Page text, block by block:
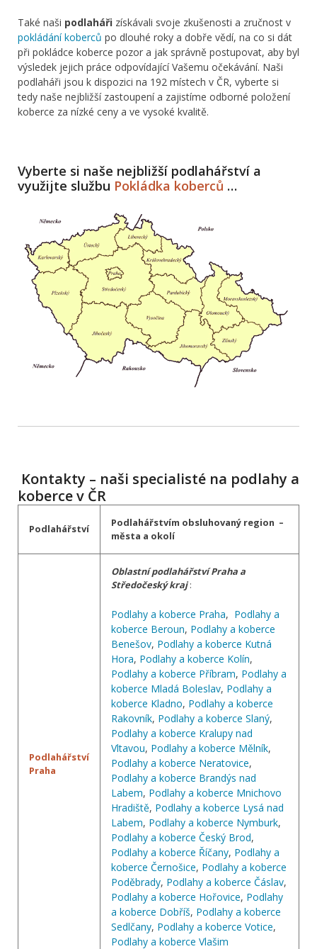
Také naši podlaháři získávali svoje zkušenosti a zručnost v
pokládání koberců po dlouhé roky a dobře vědí, na co si dát
při pokládce koberce pozor a jak správně postupovat, aby byl
výsledek jejich práce odpovídající Vašemu očekávání. Naši
podlaháři jsou k dispozici na 192 místech v ČR, vyberte si
tedy naše nejbližší zastoupení a zajistíme odborné položení
koberce za nízké ceny a ve vysoké kvalitě.
Vyberte si naše nejbližší podlahářství a
využijte službu Pokládka koberců …
Kontakty – naši specialisté na podlahy a
koberce v ČR
Podlahářství
Podlahářstvím obsluhovaný region –
města a okolí
Podlahářství
Praha
Oblastní podlahářství Praha a
Středočeský kraj:
Podlahy a koberce Praha, Podlahy a
koberce Beroun, Podlahy a koberce
Benešov, Podlahy a koberce Kutná
Hora, Podlahy a koberce Kolín,
Podlahy a koberce Příbram, Podlahy a
koberce Mladá Boleslav, Podlahy a
koberce Kladno, Podlahy a koberce
Rakovník, Podlahy a koberce Slaný,
Podlahy a koberce Kralupy nad
Vltavou, Podlahy a koberce Mělník,
Podlahy a koberce Neratovice,
Podlahy a koberce Brandýs nad
Labem, Podlahy a koberce Mnichovo
Hradiště, Podlahy a koberce Lysá nad
Labem, Podlahy a koberce Nymburk,
Podlahy a koberce Český Brod,
Podlahy a koberce Říčany, Podlahy a
koberce Černošice, Podlahy a koberce
Poděbrady, Podlahy a koberce Čáslav,
Podlahy a koberce Hořovice, Podlahy
a koberce Dobříš, Podlahy a koberce
Sedlčany, Podlahy a koberce Votice,
Podlahy a koberce Vlašim